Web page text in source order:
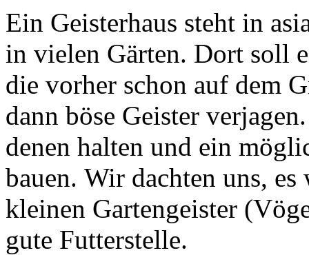
Ein Geisterhaus steht in
in vielen Gärten. Dort soll
die vorher schon auf dem
dann böse Geister
denen halten und ein
bauen. Wir dachten uns,
kleinen Gartengeister
gute Futterstelle.